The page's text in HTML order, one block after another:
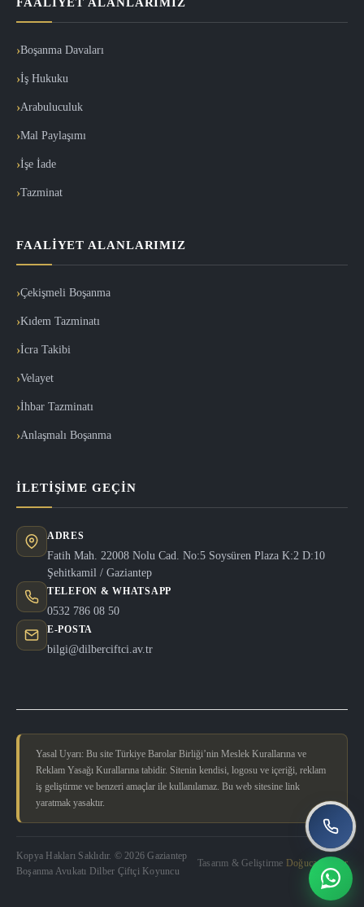
Boşanma Davaları
İş Hukuku
Arabuluculuk
Mal Paylaşımı
İşe İade
Tazminat
FAALIYET ALANLARIMIZ
Çekişmeli Boşanma
Kıdem Tazminatı
İcra Takibi
Velayet
İhbar Tazminatı
Anlaşmalı Boşanma
İLETIŞIME GEÇIN
ADRES
Fatih Mah. 22008 Nolu Cad. No:5 Soysüren Plaza K:2 D:10
Şehitkamil / Gaziantep
TELEFON & WHATSAPP
0532 786 08 50
E-POSTA
bilgi@dilberciftci.av.tr
Yasal Uyarı: Bu site Türkiye Barolar Birliği’nin Meslek Kurallarına ve
Reklam Yasağı Kurallarına tabidir. Sitenin kendisi, logosu ve içeriği, reklam
iş geliştirme ve benzeri amaçlar ile kullanılamaz. Bu web sitesine link
yaratmak yasaktır.
Kopya Hakları Saklıdır. © 2026 Gaziantep
Boşanma Avukatı Dilber Çiftçi Koyuncu
Tasarım & Geliştirme Doğucan Güler